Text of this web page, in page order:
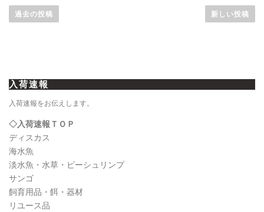
稿
シ
ョ
ン
過去の投稿 新しい投稿
入荷速報
入荷速報をお伝えします。
◇入荷速報ＴＯＰ
ディスカス
海水魚
淡水魚・水草・ビーシュリンプ
サンゴ
飼育用品・餌・器材
リユース品